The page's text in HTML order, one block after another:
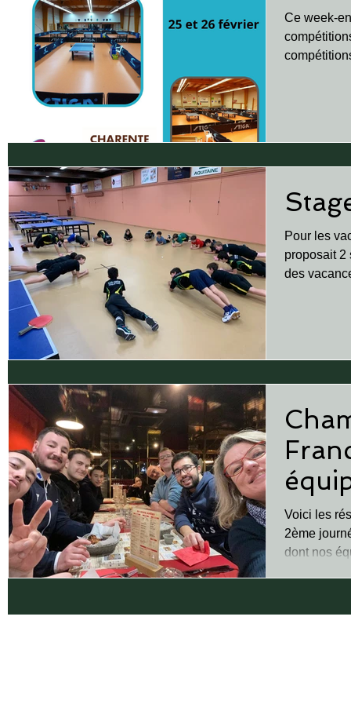
Ce week-
Pour les
proposait 2
des
Voici les
2ème
dont nos